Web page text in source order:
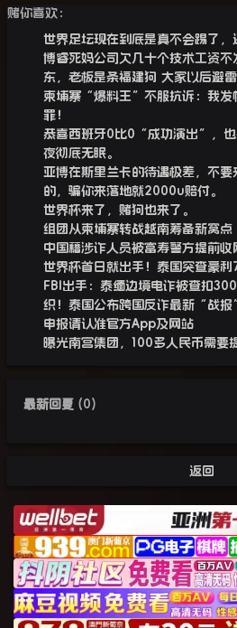
赌你喜欢：
世界足坛现在到底是真不会踢了，
博睿死妈公司欠几十个技术工资
东，老板是条福建狗 大家以后避雷
柬埔寨“爆料王”不服抗诉：我发
罪！
恭喜西班牙0比0“成功演出”，也
夜彻底无眠。
亚博在斯里兰卡的待遇极差，不
的，骗你来落地就2000u赔付。
世界杯来了，赌狗也来了。
组团从柬埔寨转战越南筹备新窝
中国籍涉诈人员被富寿警方提前收
世界杯首日就出手！泰国突查豪
FBI出手：泰缅边境电诈被查扣
织！泰国公布跨国反诈最新“战
申报请认准官方App及网站
曝光南宫集团，100多人民币需要
最新回复 (0 )
返回